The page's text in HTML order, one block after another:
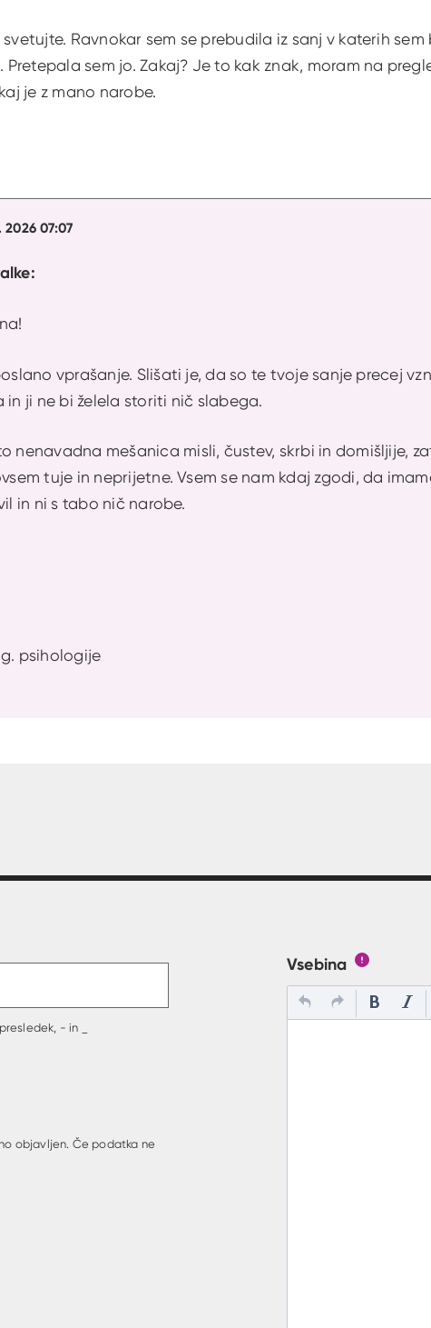
Ravnokar sem se prebudila iz sanj v katerih
Pretepala sem jo. Zakaj? Je to kak znak, moram na
je z mano narobe.
07:07
vprašanje. Slišati je, da so te tvoje sanje precej
in ji ne bi želela storiti nič slabega.
nenavadna mešanica misli, čustev, skrbi in domišljije,
tuje in neprijetne. Vsem se nam kdaj zgodi, da
in ni s tabo nič narobe.
psihologije
- in _
objavljen. Če podatka ne
Vsebina